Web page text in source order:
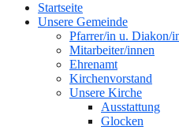
oben
Startseite
Unsere Gemeinde
Pfarrer/in u. Diakon/
Mitarbeiter/innen
Ehrenamt
Kirchenvorstand
Unsere Kirche
Ausstattung
Glocken